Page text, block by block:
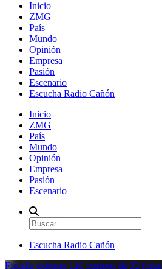
Inicio
ZMG
País
Mundo
Opinión
Empresa
Pasión
Escenario
Escucha Radio Cañón
Inicio
ZMG
País
Mundo
Opinión
Empresa
Pasión
Escenario
Escucha Radio Cañón
Fiscalía exhuma 126 cuerpos de 32 fosas